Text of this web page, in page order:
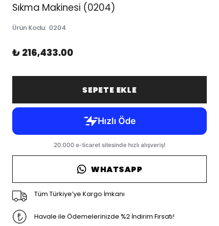
Sıkma Makinesi (0204)
Ürün Kodu: 0204
₺ 216,433.00
SEPETE EKLE
WHATSAPP
Tüm Türkiye’ye Kargo İmkanı
Havale ile Ödemelerinizde %2 İndirim Fırsatı!